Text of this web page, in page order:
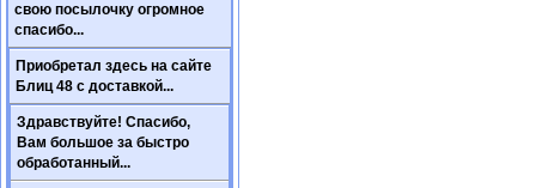
свою посылочку огромное
спасибо...
Приобретал здесь на сайте
Блиц 48 с доставкой...
Здравствуйте! Спасибо,
Вам большое за быстро
обработанный...